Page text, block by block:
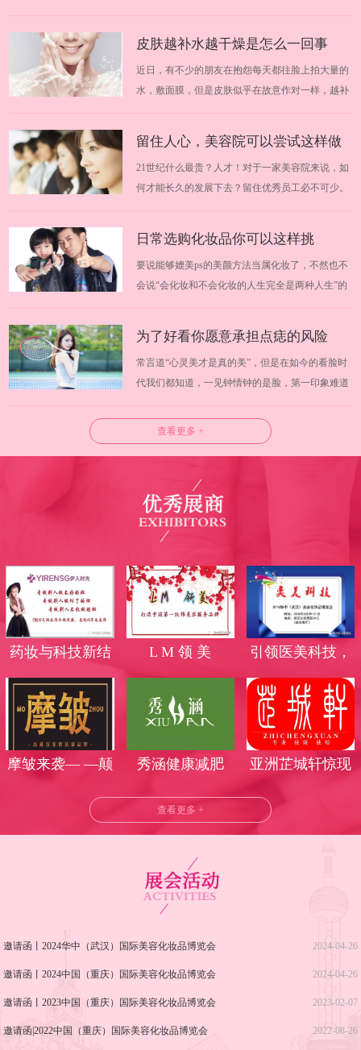
穷，引诱加盟者上当。武汉美博会为大家分享轻松
识破美容院加盟的诱饵，找到好的厂商。20…
皮肤越补水越干燥是怎么一回事
近日，有不少的朋友在抱怨每天都往脸上拍大量的
水，敷面膜，但是皮肤似乎在故意作对一样，越补
中武汉美博会时间安排：2019年11月13日-19日
2019华中武汉美博会地点：中国（武汉）文…
留住人心，美容院可以尝试这样做
21世纪什么最贵？人才！对于一家美容院来说，如
何才能长久的发展下去？留住优秀员工必不可少。
安排：2018年3月29日-31日 2018华中武汉美博会地
点：中国（武汉）文化博览中心 一、塑…
日常选购化妆品你可以这样挑
要说能够媲美ps的美颜方法当属化妆了，不然也不
会说“会化妆和不会化妆的人生完全是两种人生”的
化出无限可能，温婉还是野蛮，淑女还是迷人完全
可以有自己掌握。日常挑选化妆品你会…
为了好看你愿意承担点痣的风险
吗？
常言道“心灵美才是真的美”，但是在如今的看脸时
代我们都知道，一见钟情钟的是脸，第一印象难道
承担风险吗？许多人为了让皮肤更好看，使用各种
方法将皮肤上的痣去除，但是你知道吗，点痣也是
查看更多 +
药妆与科技新结
合，蜕变无斑美
丽时光
L M 领 美
引领医美科技，
高端光电品牌霸
气莅临武汉美博
会
摩皱来袭— —颠
秀涵健康减肥
亚洲芷城轩惊现
查看更多 +
2024-04-26
邀请函丨2024华中（武汉）国际美容化妆品博览会
2024-04-26
邀请函丨2024中国（重庆）国际美容化妆品博览会
2023-02-07
邀请函丨2023中国（重庆）国际美容化妆品博览会
2022-08-26
邀请函|2022中国（重庆）国际美容化妆品博览会